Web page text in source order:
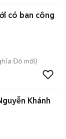
có ban công
Đô mới)
Khánh